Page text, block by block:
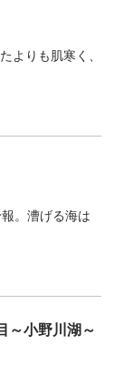
よりも肌寒く、
。漕げる海は
～小野川湖～